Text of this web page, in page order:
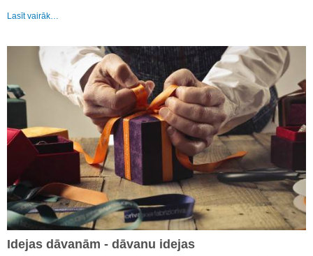
Lasīt vairāk…
Idejas dāvanām - dāvanu idejas